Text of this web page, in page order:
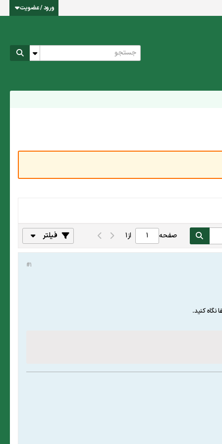
ورود / عضویت
صفحه از1 فیلتر
#1
کنید.